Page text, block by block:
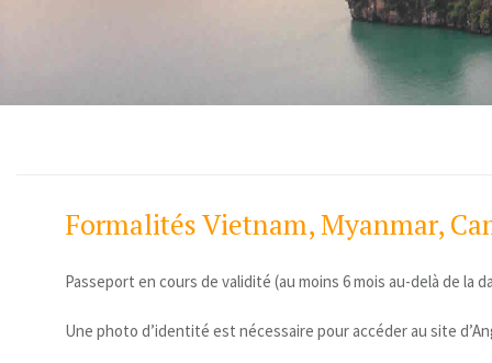
Formalités Vietnam, Myanmar,
Passeport en cours de validité (au moins 6 mois au-delà de la
Une photo d’identité est nécessaire pour accéder au site